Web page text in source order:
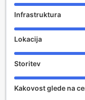
Infrastruktura
Lokacija
Storitev
Kakovost glede na